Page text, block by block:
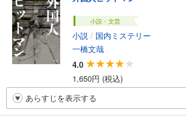
小説・文芸
小説 / 国内ミステリー
一橋文哉
4.0
1,650円 (税込)
あらすじを表示する